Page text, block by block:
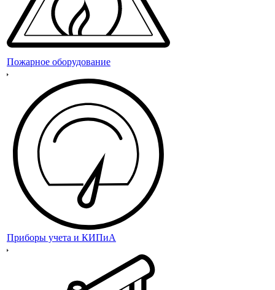
Пожарное оборудование
Приборы учета и КИПиА